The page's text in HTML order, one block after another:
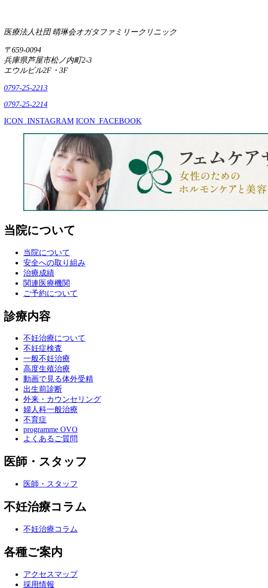
医療法人社団 晴琳会オガタファミリークリニック
〒659-0094
兵庫県芦屋市松ノ内町2-3
エウルビル2F・3F
0797-25-2213
0797-25-2214
ICON_INSTAGRAM ICON_FACEBOOK
当院について
当院について
安全への取り組み
治療成績
関連医療機関
ご予約について
診療内容
不妊治療について
不妊症検査
一般不妊治療
高度生殖治療
動画で見る体外受精
出生前診断
外来・カウンセリング
婦人科一般治療
不育症
programme OVO
よくあるご質問
医師・スタッフ
医師・スタッフ
不妊治療コラム
不妊治療コラム
各種ご案内
アクセスマップ
採用情報